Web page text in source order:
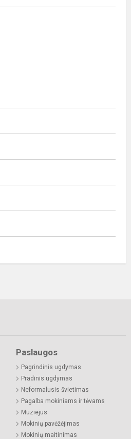
Paslaugos
Pagrindinis ugdymas
Pradinis ugdymas
Neformalusis švietimas
Pagalba mokiniams ir tėvams
Muziejus
Mokinių pavėžėjimas
Mokinių maitinimas